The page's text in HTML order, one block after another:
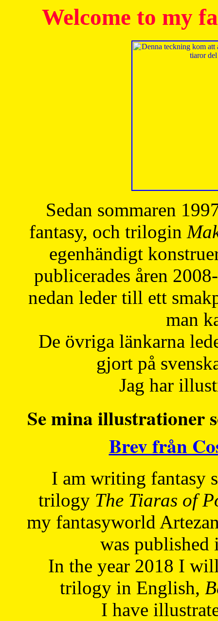
Welcome to my
Sedan sommaren
fantasy, och trilogin
egenhändigt
publicerades åren
nedan leder till ett
man
De övriga länkarna
gjort på
Jag har
Se mina illustrationer
Brev från
I am writing fantasy
trilogy The Tiaras of
my fantasyworld
was published
In the year 2018 I
trilogy in English,
I have